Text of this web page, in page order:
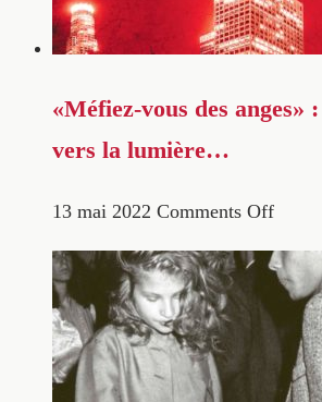
«Méfiez-vous des anges» :
vers la lumière…
13 mai 2022 Comments Off